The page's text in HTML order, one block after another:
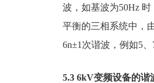
波，如基波为50Hz
平衡的三相系统中，
6n±1次谐波，例如5
5.3 6kV变频设备的谐